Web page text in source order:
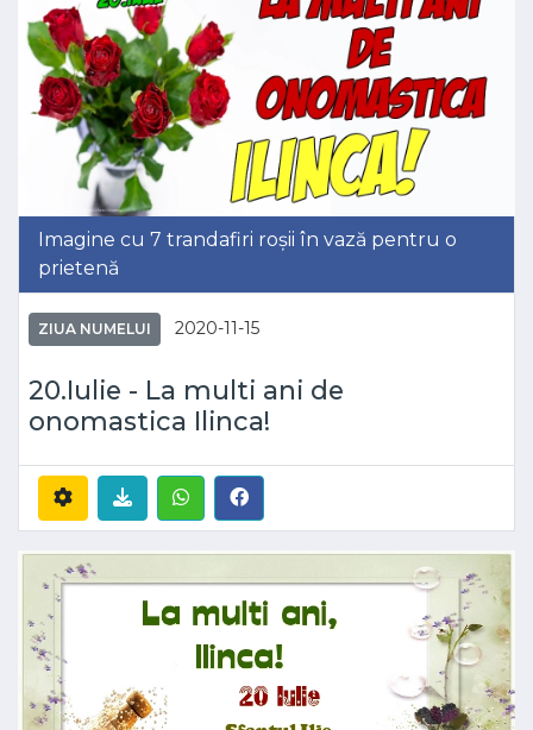
Imagine cu 7 trandafiri roșii în vază pentru o
prietenă
ZIUA NUMELUI 2020-11-15
20.Iulie - La multi ani de
onomastica Ilinca!